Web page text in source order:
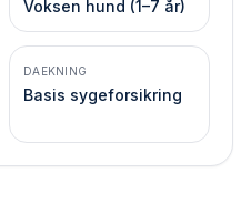
Voksen hund (1–7 år)
DAEKNING
Basis syge­forsikring